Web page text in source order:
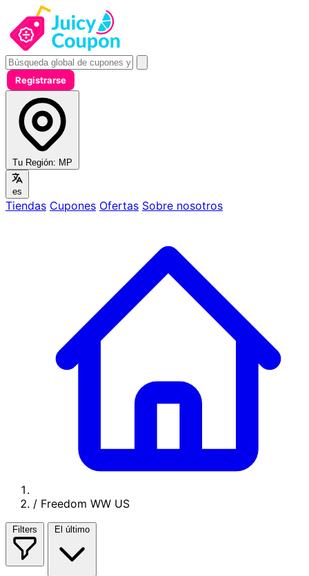
Registrarse
Tu Región: MP
es
Tiendas Cupones Ofertas Sobre nosotros
/ Freedom WW US
Filters El último